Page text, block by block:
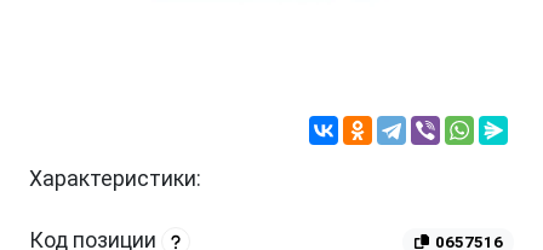
Характеристики:
Код позиции 0657516